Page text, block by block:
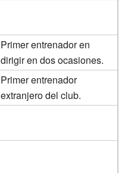
Primer entrenador en
dirigir en dos ocasiones.
Primer entrenador
extranjero del club.